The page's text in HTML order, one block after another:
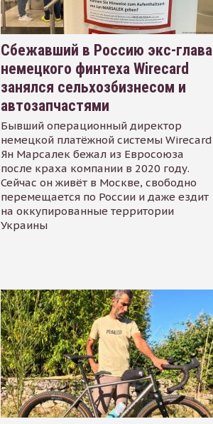
Сбежавший в Россию экс-глава
немецкого финтеха Wirecard
занялся сельхозбизнесом и
автозапчастями
Бывший операционный директор
немецкой платёжной системы Wirecard
Ян Марсалек бежал из Евросоюза
после краха компании в 2020 году.
Сейчас он живёт в Москве, свободно
перемещается по России и даже ездит
на оккупированные территории
Украины